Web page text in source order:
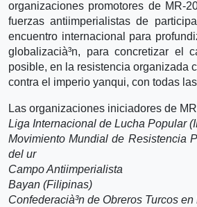
organizaciones promotores de MR-
fuerzas antiimperialistas de
encuentro internacional para
globalizacià³n, para concretizar el
posible, en la resistencia organizada
contra el imperio yanqui, con todas
Las organizaciones iniciadores de
Liga Internacional de Lucha Popular
Movimiento Mundial de Resistencia
del ur
Campo Antiimperialista
Bayan (Filipinas)
Confederacià³n de Obreros Turcos